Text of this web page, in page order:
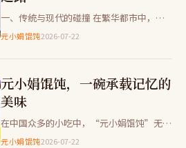
一、传统与现代的碰撞 在繁华都市中，一
家名为“元小娟”的馄饨店以其独特的风味
手艺，还加入了现代元素，…
元小娟馄饨2026-07-22
元小娟馄饨，一碗承载记忆的
美味
在中国众多的小吃中，“元小娟馄饨”无疑
是一颗璀璨的明星。它不仅以其独特的口味
元小娟馄饨2026-07-22